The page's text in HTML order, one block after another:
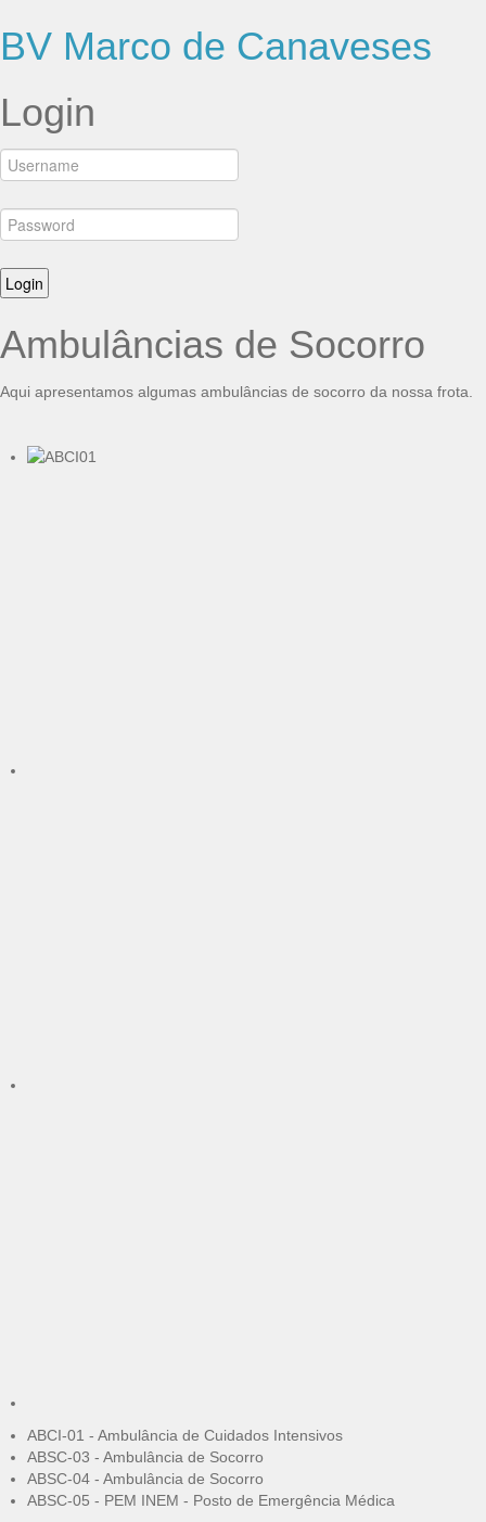
BV Marco de Canaveses
Login
Ambulâncias de Socorro
Aqui apresentamos algumas ambulâncias de socorro da nossa frota.
ABCI-01 - Ambulância de Cuidados Intensivos
ABSC-03 - Ambulância de Socorro
ABSC-04 - Ambulância de Socorro
ABSC-05 - PEM INEM - Posto de Emergência Médica